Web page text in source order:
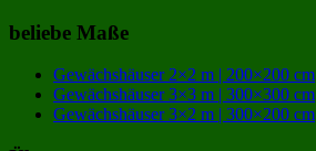
beliebe Maße
Gewächshäuser 2×2 m | 200×200 cm
Gewächshäuser 3×3 m | 300×300 cm
Gewächshäuser 3×2 m | 300×200 cm